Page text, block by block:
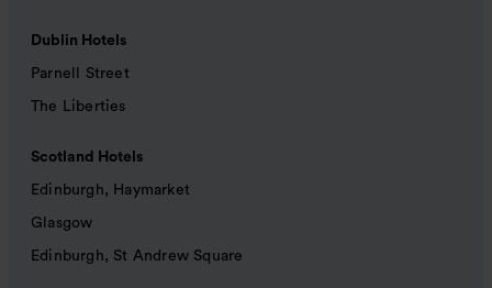
Dublin Hotels
Parnell Street
The Liberties
Scotland Hotels
Edinburgh, Haymarket
Glasgow
Edinburgh, St Andrew Square